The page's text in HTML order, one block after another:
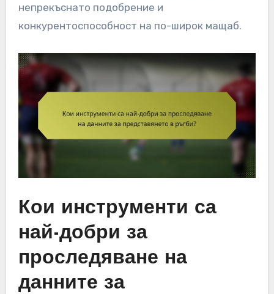
непрекъснато подобрение и
конкурентоспособност на по-широк мащаб.
Кои инструменти са
най-добри за
проследяване на
данните за